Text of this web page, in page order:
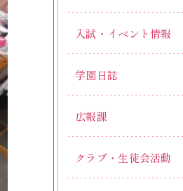
入試・イベント情報
学園日誌
広報課
クラブ・生徒会活動